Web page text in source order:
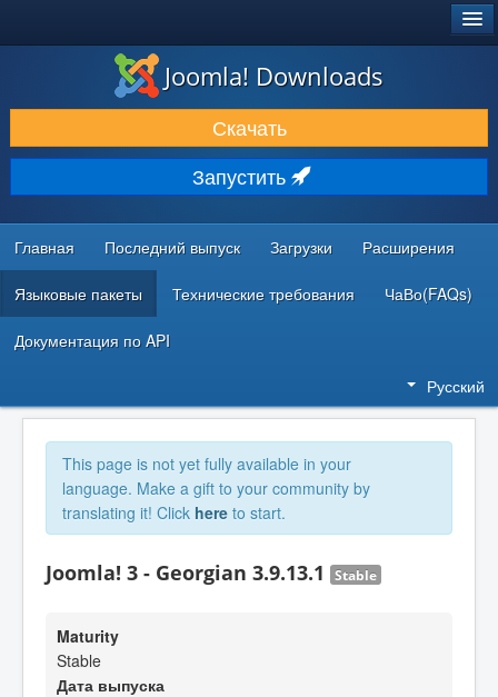
ЗАГРУЗКИ И РАСШИРЕНИЯ
ДОКУМЕНТАЦИЯ И ОБУЧЕНИЕ
СООБЩЕСТВО И ПОДДЕРЖКА
РЕСУРСЫ ДЛЯ РАЗРАБОТЧИКОВ
Joomla! Downloads
Скачать
Запустить
Главная Последний выпуск Загрузки Расширения
Языковые пакеты Технические требования ЧаВо(FAQs)
Документация по API
Русский
This page is not yet fully available in your
language. Make a gift to your community by
translating it! Click here to start.
Joomla! 3 - Georgian 3.9.13.1 Stable
Maturity
Stable
Дата выпуска